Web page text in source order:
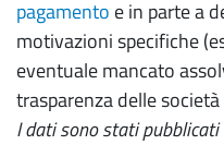
pagamento e in parte a
motivazioni specifiche
eventuale mancato
trasparenza delle
I dati sono stati